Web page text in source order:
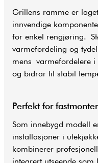
Grillens ramme er
innvendige
for enkel rengjøring.
varmefordeling og
mens varmefordelere
og bidrar til stabil
Perfekt for
Som innebygd modell
installasjoner i
kombinerer